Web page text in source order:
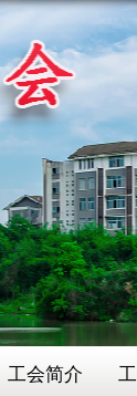
工会简介